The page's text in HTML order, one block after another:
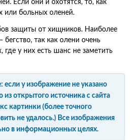
Если они и охотятся, то, как
или больных оленей.
защиты от хищников. Наиболее
так как олени очень
где у них есть шанс не заметить
у изображение не указано
из открытого источника с сайта
картинки (более точного
не удалось.) Все изображения
в информационных целях.